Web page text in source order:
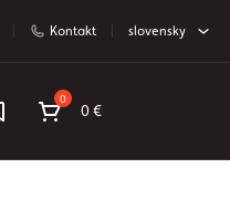
Kontakt slovensky
0
0 €